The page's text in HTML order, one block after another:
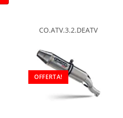
CO.ATV.3.2.DEATV
OFFERTA!